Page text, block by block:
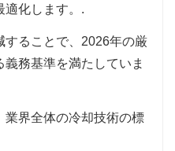
適化します。.
することで、2026年の厳
務基準を満たしていま
業界全体の冷却技術の標